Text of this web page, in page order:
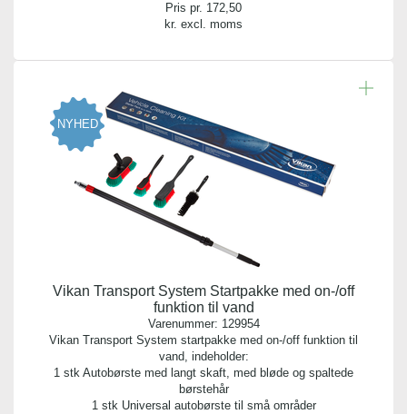
Pris pr. 172,50
kr. excl. moms
NYHED
Vikan Transport System Startpakke med on-/off
funktion til vand
Varenummer: 129954
Vikan Transport System startpakke med on-/off funktion til
vand, indeholder:
1 stk Autobørste med langt skaft, med bløde og spaltede
børstehår
1 stk Universal autobørste til små områder